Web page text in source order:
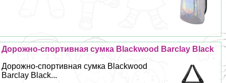
Дорожно-спортивная сумка Blackwood Barclay Black
Дорожно-спортивная сумка Blackwood
Barclay Black...